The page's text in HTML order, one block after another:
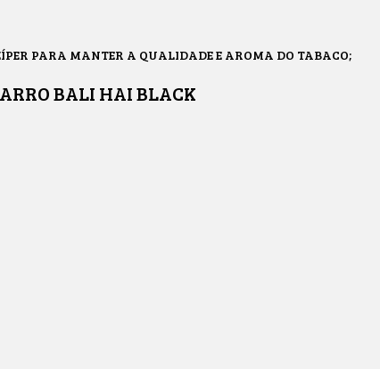
PARA MANTER A QUALIDADE E AROMA DO TABACO;
BALI HAI BLACK